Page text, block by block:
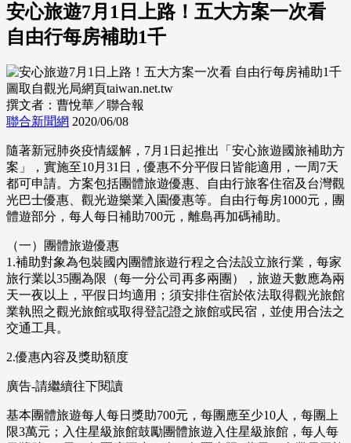
安心旅遊7月1日上路！五大方案一次看
自由行每房補助1千
圖取自觀光局網頁taiwan.net.tw
撰文者：曹悅華／聯合報
聯合新聞網 2020/06/08
隨著新冠肺炎疫情緩解，7月1日起推出「安心旅遊國旅補助方
案」，實施至10月31日，優惠不分平假日皆能適用，一周7天
都可申請。方案包括團體旅遊優惠、自由行旅客住宿及台灣觀
光巴士優惠、觀光遊樂業入園優惠等。自由行每房1000元，團
體遊部分，每人每日補助700元，離島再加碼補助。
（一）團體旅遊優惠
1.補助對象為包裝國內團體旅遊行程之合法設立旅行業，每家
旅行業以35團為限（每一分公司再多兩團），旅遊天數應為兩
天一夜以上，平假日均適用；須安排住宿於依法取得觀光旅館
業執照之觀光旅館或取得登記證之旅館或民宿，並使用合法之
交通工具。
2.優惠內容及獎助額度
廣告-請繼續往下閱讀
基本團體旅遊每人每日獎助700元，每團應至少10人，每團上
限3萬元；入住星級旅館鼓勵團體旅遊入住星級旅館，每人每